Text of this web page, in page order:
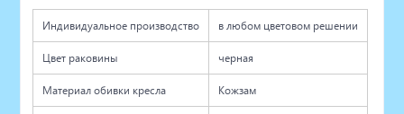
Индивидуальное производство в любом цветовом решении
Цвет раковины черная
Материал обивки кресла Кожзам